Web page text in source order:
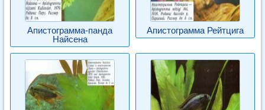
Апистограмма-панда
Найсена
Апистограмма Рейтцига